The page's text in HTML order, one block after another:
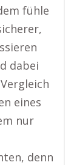
fühle
dabei
eines
nur
denn